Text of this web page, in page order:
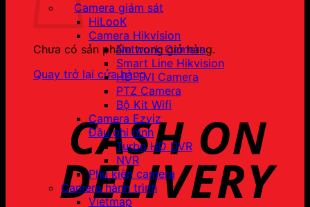
Chưa có sản phẩm trong giỏ hàng.
Quay trở lại cửa hàng
Camera giám sát
HiLooK
Camera Hikvision
Network Camera
Smart Line Hikvision
HD-TVI Camera
PTZ Camera
Bộ Kit Wifi
Camera Ezviz
Đầu ghi hình
Turbo HD DVR
NVR
Phụ kiện camera
Camera hành trình
Vietmap